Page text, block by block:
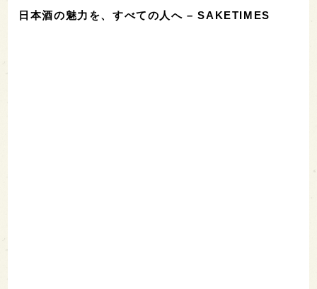
日本酒の魅力を、すべての人へ – SAKETIMES